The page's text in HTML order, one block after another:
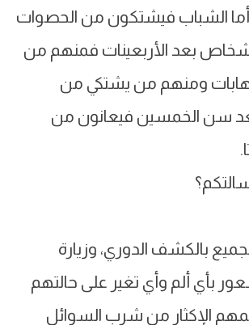
أما الشباب فيشتكون من الحصوات
بعد الأربعينات فمنهم من
ومنهم من يشتكي من
سن الخمسين فيعانون من
بالكشف الدوري، وزيارة
بأي ألم وأي تغير على حالتهم
الإكثار من شرب السوائل